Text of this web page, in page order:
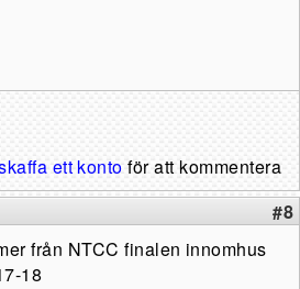
ett konto för att kommentera
#8
från NTCC finalen innomhus
18